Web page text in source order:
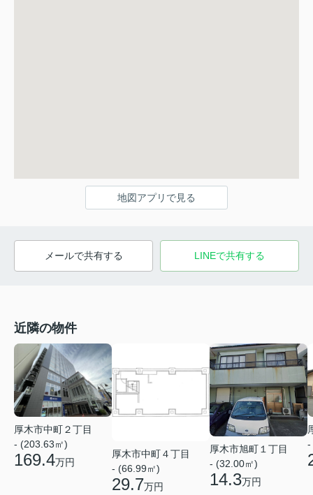
地図アプリで見る
メールで共有する LINEで共有する
近隣の物件
厚木市中町２丁目
- (203.63㎡)
169.4万円
厚木市中町４丁目
- (66.99㎡)
29.7万円
厚木市旭町１丁目
- (32.00㎡)
14.3万円
-